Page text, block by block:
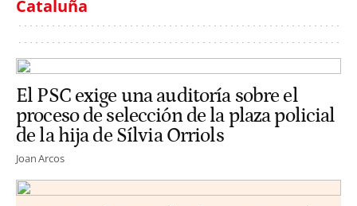
Cataluña
El PSC exige una auditoría sobre el
proceso de selección de la plaza policial
de la hija de Sílvia Orriols
Joan Arcos